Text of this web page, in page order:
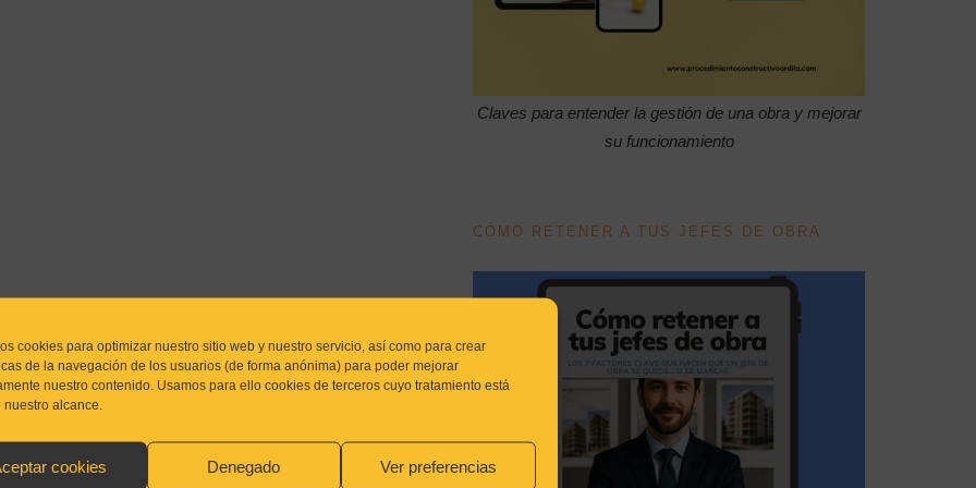
cookies para optimizar nuestro sitio web y nuestro servicio, así como para crear
de la navegación de los usuarios (de forma anónima) para poder mejorar
nuestro contenido. Usamos para ello cookies de terceros cuyo tratamiento está
alcance.
cookies Denegado Ver preferencias
Claves para entender la gestión de una obra y mejorar
su funcionamiento
CÓMO RETENER A TUS JEFES DE OBRA